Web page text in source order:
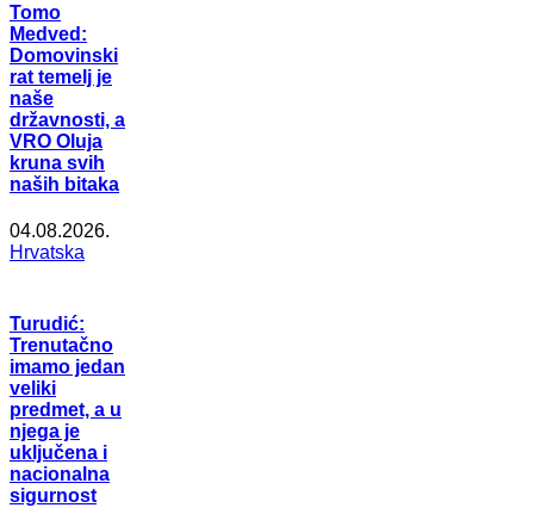
Tomo
Medved:
Domovinski
rat temelj je
naše
državnosti, a
VRO Oluja
kruna svih
naših bitaka
04.08.2026.
Hrvatska
Turudić:
Trenutačno
imamo jedan
veliki
predmet, a u
njega je
uključena i
nacionalna
sigurnost